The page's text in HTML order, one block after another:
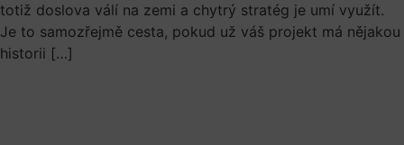
totiž doslova válí na zemi a chytrý stratég je umí využít.
Je to samozřejmě cesta, pokud už váš projekt má nějakou
historii […]